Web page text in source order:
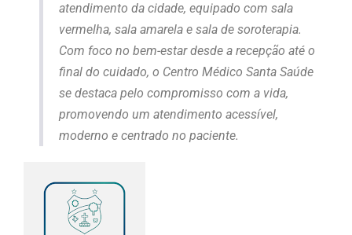
atendimento da cidade, equipado com sala
vermelha, sala amarela e sala de soroterapia.
Com foco no bem-estar desde a recepção até o
final do cuidado, o Centro Médico Santa Saúde
se destaca pelo compromisso com a vida,
promovendo um atendimento acessível,
moderno e centrado no paciente.